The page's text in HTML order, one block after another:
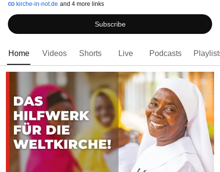
möchtest: Kanal abonnieren!
kirche-in-not.de and 4 more links
Subscribe
Home Videos Shorts Live Podcasts